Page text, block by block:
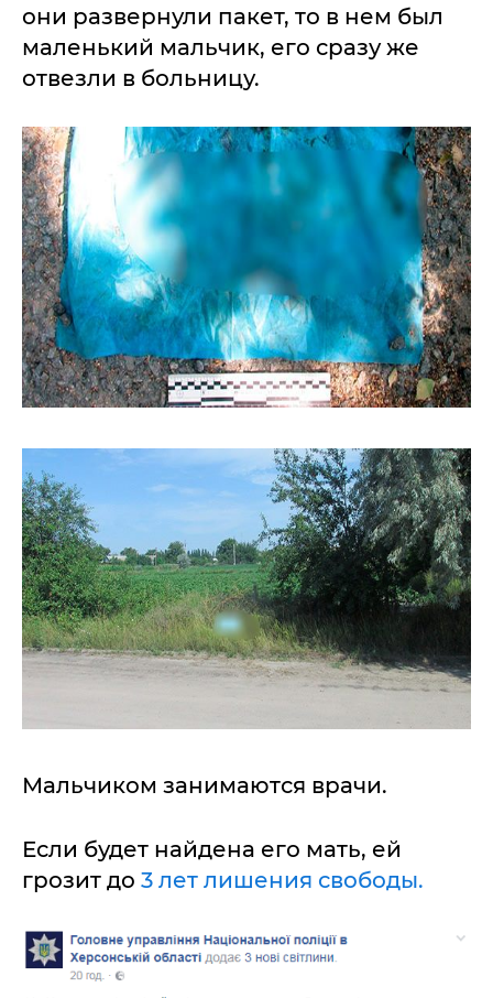
они развернули пакет, то в нем был
маленький мальчик, его сразу же
отвезли в больницу.
Мальчиком занимаются врачи.
Если будет найдена его мать, ей
грозит до 3 лет лишения свободы.